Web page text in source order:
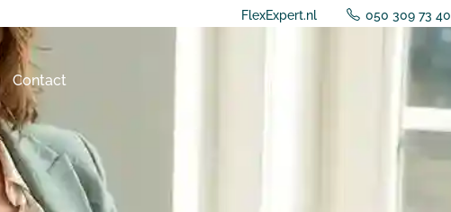
FlexExpert.nl 050 309 73 40
Contact